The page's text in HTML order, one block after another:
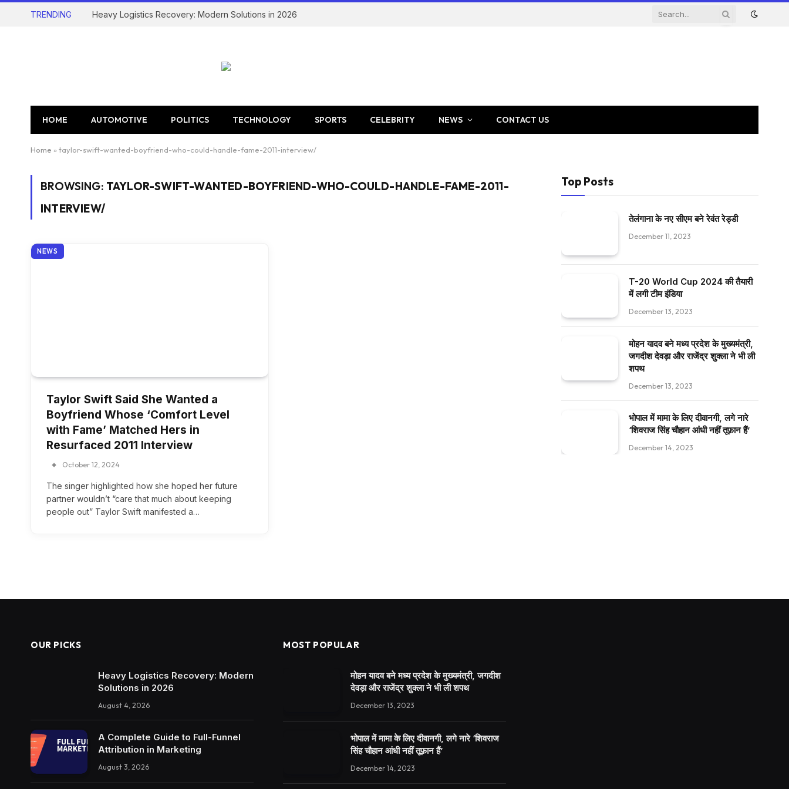
TRENDING Heavy Logistics Recovery: Modern Solutions in 2026
HOME AUTOMOTIVE POLITICS TECHNOLOGY SPORTS CELEBRITY NEWS CONTACT US
Home » taylor-swift-wanted-boyfriend-who-could-handle-fame-2011-interview/
BROWSING: TAYLOR-SWIFT-WANTED-BOYFRIEND-WHO-COULD-HANDLE-FAME-2011-
INTERVIEW/
NEWS
Taylor Swift Said She Wanted a
Boyfriend Whose ‘Comfort Level
with Fame’ Matched Hers in
Resurfaced 2011 Interview
October 12, 2024
The singer highlighted how she hoped her future
partner wouldn’t “care that much about keeping
people out” Taylor Swift manifested a…
Top Posts
तेलंगाना के नए सीएम बने रेवंत रेड्डी
December 11, 2023
T-20 World Cup 2024 की तैयारी
में लगी टीम इंडिया
December 13, 2023
मोहन यादव बने मध्य प्रदेश के मुख्यमंत्री,
जगदीश देवड़ा और राजेंद्र शुक्ला ने भी ली
शपथ
December 13, 2023
भोपाल में मामा के लिए दीवानगी, लगे नारे
‘शिवराज सिंह चौहान आंधी नहीं तूफ़ान हैं’
December 14, 2023
OUR PICKS
Heavy Logistics Recovery: Modern
Solutions in 2026
August 4, 2026
A Complete Guide to Full-Funnel
Attribution in Marketing
August 3, 2026
MOST POPULAR
मोहन यादव बने मध्य प्रदेश के मुख्यमंत्री, जगदीश
देवड़ा और राजेंद्र शुक्ला ने भी ली शपथ
December 13, 2023
भोपाल में मामा के लिए दीवानगी, लगे नारे ‘शिवराज
सिंह चौहान आंधी नहीं तूफ़ान हैं’
December 14, 2023